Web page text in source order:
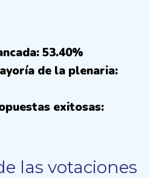
53.40%
de la plenaria:
exitosas:
las votaciones